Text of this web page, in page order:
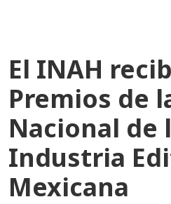
El INAH
Premios de
Nacional de
Industria
Mexicana